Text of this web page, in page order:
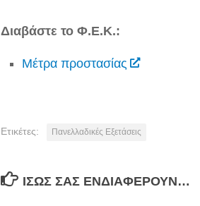
Διαβάστε το Φ.Ε.Κ.:
Μέτρα προστασίας
Ετικέτες: Πανελλαδικές Εξετάσεις
ΊΣΩΣ ΣΑΣ ΕΝΔΙΑΦΈΡΟΥΝ…